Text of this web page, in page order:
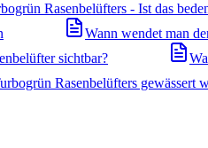
Rasenbelüfters - Ist das
Wann wendet man
sichtbar?
Rasenbelüfters gewässert